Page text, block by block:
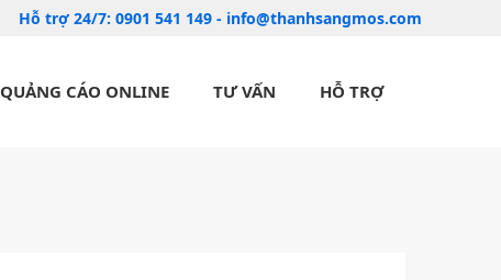
Hỗ trợ 24/7: 0901 541 149 - info@thanhsangmos.com
QUẢNG CÁO ONLINE TƯ VẤN HỖ TRỢ